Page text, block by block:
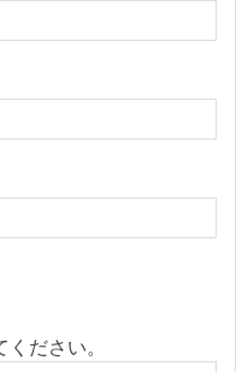
ださい。